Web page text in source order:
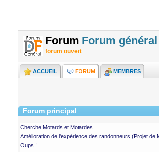
Forum Forum
forum ouvert
ACCUEIL FORUM MEMBRES
Forum principal
Cherche Motards et Motardes
Amélioration de l'expérience des randonneurs (Projet de
Oups !